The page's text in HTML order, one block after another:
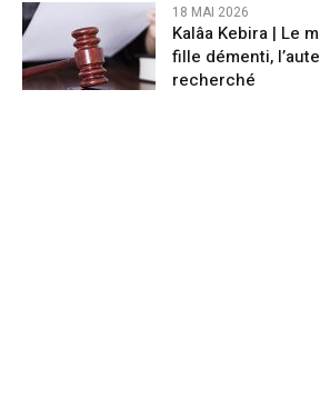
18 MAI 2026
Kalâa Kebira | Le
fille démenti,
recherché